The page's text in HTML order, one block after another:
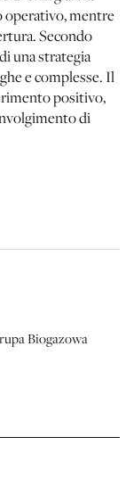
operativo, mentre
Secondo
una strategia
e complesse. Il
positivo,
di
Biogazowa